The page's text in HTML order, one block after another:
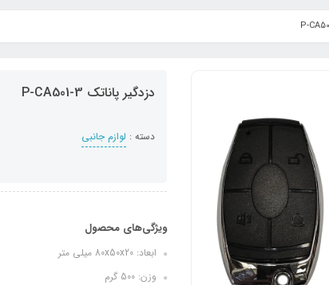
دزدگیر پاناتک P-CA501-3
دسته : لوازم جانبی
ویژگی‌های محصول
ابعاد: 80x50x20 میلی متر
وزن: 500 گرم